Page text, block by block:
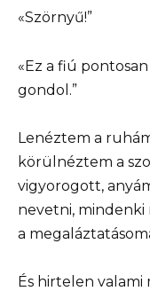
«Szörnyű!”
«Ez a fiú
gondol.”
Lenéztem a
körülnéztem a
vigyorogott,
nevetni, mindenki
a
És hirtelen